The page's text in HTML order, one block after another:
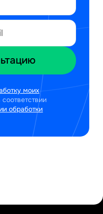
моих
соответствии
обработки